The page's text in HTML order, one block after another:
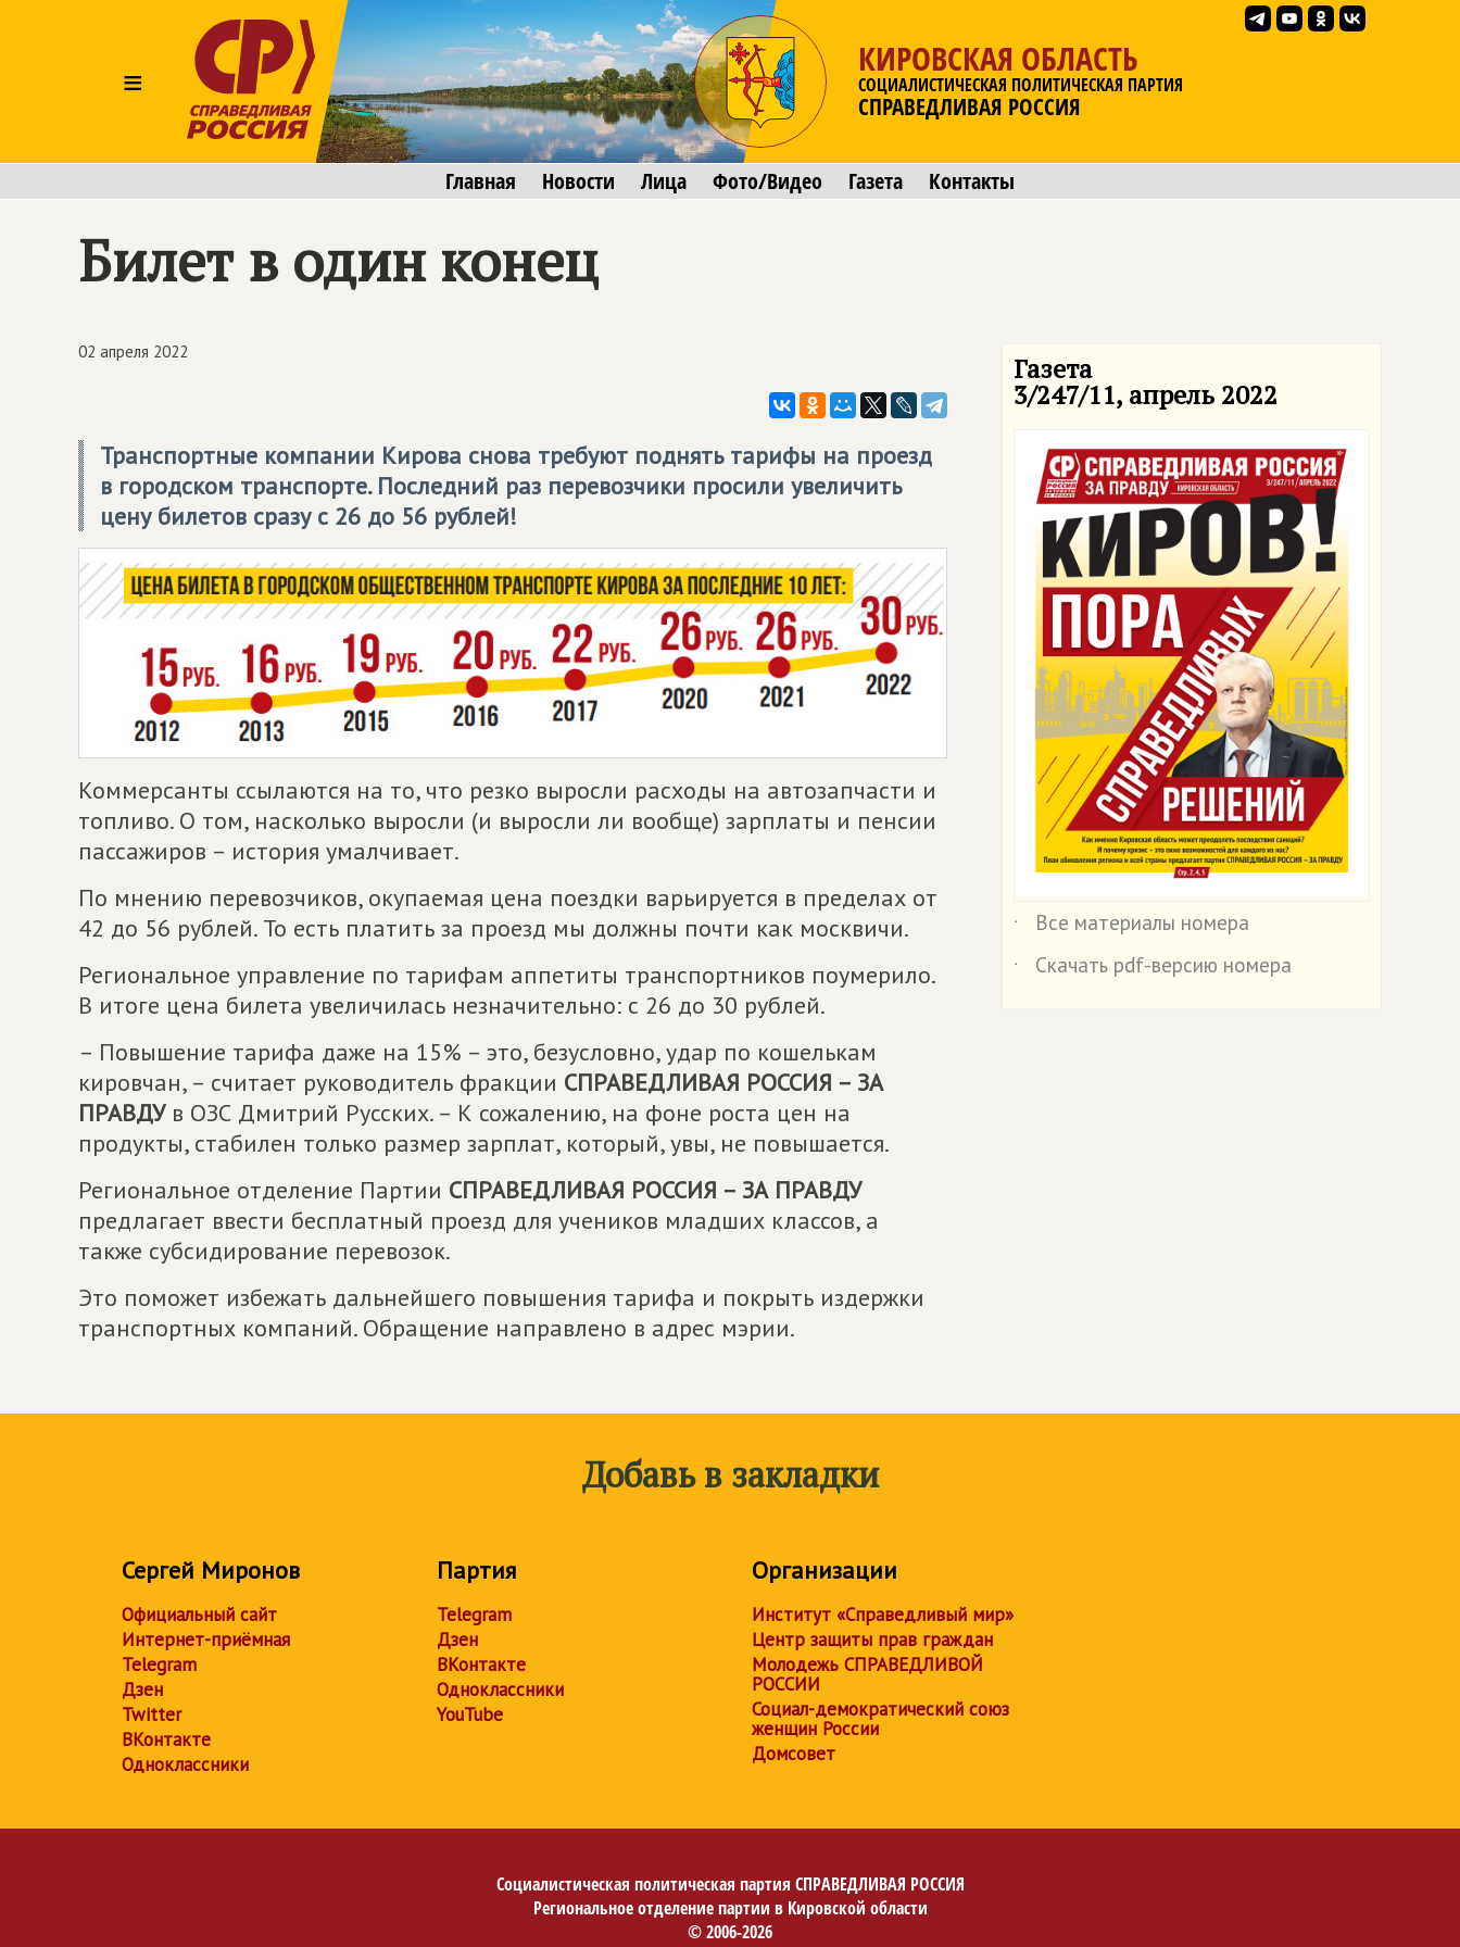
≡
КИРОВСКАЯ ОБЛАСТЬ
СОЦИАЛИСТИЧЕСКАЯ ПОЛИТИЧЕСКАЯ ПАРТИЯ
СПРАВЕДЛИВАЯ РОССИЯ
Главная Новости Лица Фото/Видео Газета Контакты
Билет в один конец
02 апреля 2022
Транспортные компании Кирова снова требуют поднять тарифы на проезд
в городском транспорте. Последний раз перевозчики просили увеличить
цену билетов сразу с 26 до 56 рублей!
Коммерсанты ссылаются на то, что резко выросли расходы на автозапчасти и
топливо. О том, насколько выросли (и выросли ли вообще) зарплаты и пенсии
пассажиров – история умалчивает.
По мнению перевозчиков, окупаемая цена поездки варьируется в пределах от
42 до 56 рублей. То есть платить за проезд мы должны почти как москвичи.
Региональное управление по тарифам аппетиты транспортников поумерило.
В итоге цена билета увеличилась незначительно: с 26 до 30 рублей.
– Повышение тарифа даже на 15% – это, безусловно, удар по кошелькам
кировчан, – считает руководитель фракции СПРАВЕДЛИВАЯ РОССИЯ – ЗА
ПРАВДУв ОЗС Дмитрий Русских. – К сожалению, на фоне роста цен на
продукты, стабилен только размер зарплат, который, увы, не повышается.
Региональное отделение Партии СПРАВЕДЛИВАЯ РОССИЯ – ЗА ПРАВДУ
предлагает ввести бесплатный проезд для учеников младших классов, а
также субсидирование перевозок.
Это поможет избежать дальнейшего повышения тарифа и покрыть издержки
транспортных компаний. Обращение направлено в адрес мэрии.
Газета
3/247/11, апрель 2022
˙
Все материалы номера
˙
Скачать pdf-версию номера
Добавь в закладки
Сергей Миронов
Официальный сайт
Интернет-приёмная
Telegram
Дзен
Twitter
ВКонтакте
Одноклассники
Партия
Telegram
Дзен
ВКонтакте
Одноклассники
YouTube
Организации
Институт «Справедливый мир»
Центр защиты прав граждан
Молодежь СПРАВЕДЛИВОЙ
РОССИИ
Социал-демократический союз
женщин России
Домсовет
Социалистическая политическая партия СПРАВЕДЛИВАЯ РОССИЯ
Региональное отделение партии в Кировской области
© 2006-2026